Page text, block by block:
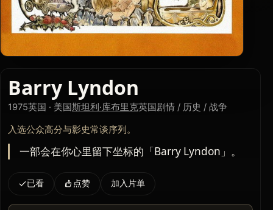
Barry Lyndon
1975英国 · 美国斯坦利·库布里克英国剧情 / 历史 / 战争
入选公众高分与影史常谈序列。
一部会在你心里留下坐标的「Barry Lyndon」。
已看 点赞 加入片单